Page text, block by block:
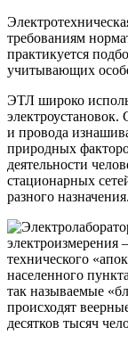
требованиям
практикуется
учитывающих
ЭТЛ широко
и провода
природных
деятельности
стационарных
разного назначения.
электроизмерения
технического
населенного
так называемые
происходят
десятков тысяч